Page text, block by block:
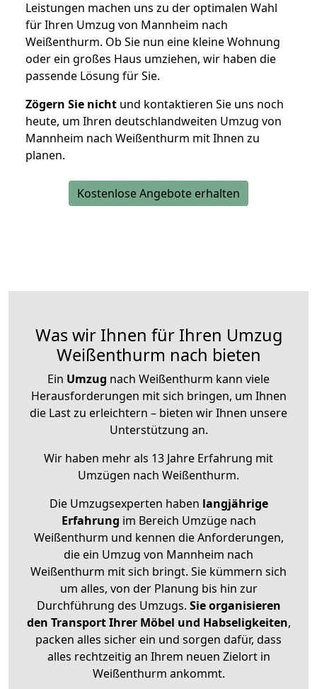
Leistungen machen uns zu der optimalen Wahl
für Ihren Umzug von Mannheim nach
Weißenthurm. Ob Sie nun eine kleine Wohnung
oder ein großes Haus umziehen, wir haben die
passende Lösung für Sie.
Zögern Sie nicht und kontaktieren Sie uns noch
heute, um Ihren deutschlandweiten Umzug von
Mannheim nach Weißenthurm mit Ihnen zu
planen.
Kostenlose Angebote erhalten
Was wir Ihnen für Ihren Umzug
Weißenthurm nach bieten
Ein Umzug nach Weißenthurm kann viele
Herausforderungen mit sich bringen, um Ihnen
die Last zu erleichtern – bieten wir Ihnen unsere
Unterstützung an.
Wir haben mehr als 13 Jahre Erfahrung mit
Umzügen nach Weißenthurm.
Die Umzugsexperten haben langjährige
Erfahrung im Bereich Umzüge nach
Weißenthurm und kennen die Anforderungen,
die ein Umzug von Mannheim nach
Weißenthurm mit sich bringt. Sie kümmern sich
um alles, von der Planung bis hin zur
Durchführung des Umzugs. Sie organisieren
den Transport Ihrer Möbel und Habseligkeiten,
packen alles sicher ein und sorgen dafür, dass
alles rechtzeitig an Ihrem neuen Zielort in
Weißenthurm ankommt.